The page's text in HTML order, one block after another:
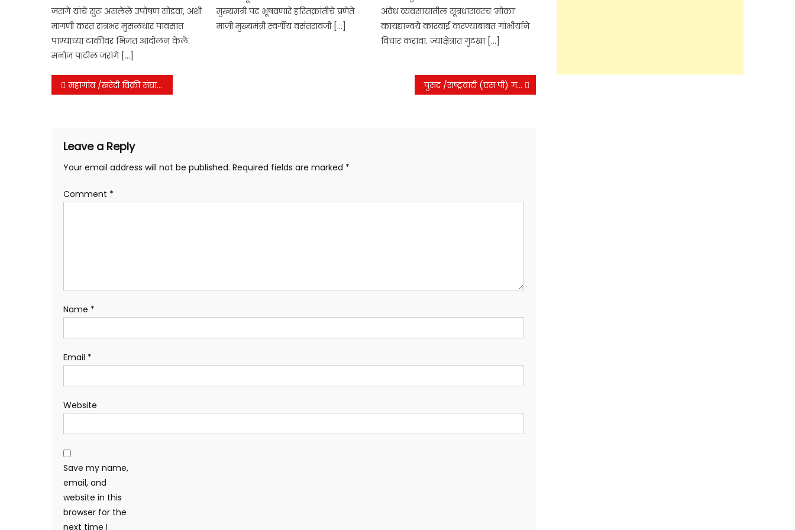
जरांगे यांचे सुरू असलेले उपोषण सोडवा, अशी
मागणी करत रात्रभर मुसळधार पावसात
पाण्याच्या टाकीवर भिजत आंदोलन केले.
मनोज पाटील जरांगे […]
मुख्यमंत्री पद भूषवणारे हरितक्रांतीचे प्रणेते
माजी मुख्यमंत्री स्वर्गीय वसंतरावजी […]
अवेध व्यवसायातील सूत्रधारांवरच ‘मोका’
कायद्यान्वये कारवाई करण्याबाबत गांभीर्याने
विचार करावा. ज्याक्षेत्रात गुटखा […]
Post
navigation
महागांव /खरेदी विक्री संघाच्या तज्ञ संचालक पदी रामहरी अडकिने पुसद /राष्ट्रवादी (एस पी) गटाचे युवक तालुकाध्यक्ष नवाज अली यांचे हटके आंदोलन रस्त्याच्या खड्ड्यात बसून निषेध आंदोलन!
Leave a Reply
Your email address will not be published. Required fields are marked *
Comment *
Name *
Email *
Website
Save my name,
email, and
website in this
browser for the
next time I